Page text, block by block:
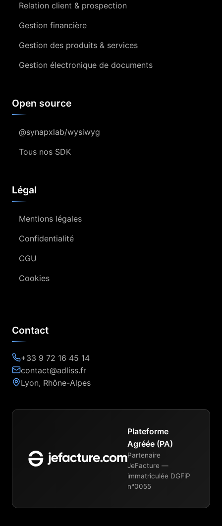
Relation client & prospection
Gestion financière
Gestion des produits & services
Gestion électronique de documents
Open source
@synapxlab/wysiwyg
Tous nos SDK
Légal
Mentions légales
Confidentialité
CGU
Cookies
Contact
+33 9 72 16 45 14
contact@adliss.fr
Lyon, Rhône-Alpes
Plateforme
Agréée (PA)
Partenaire
JeFacture —
immatriculée DGFiP
n°0055